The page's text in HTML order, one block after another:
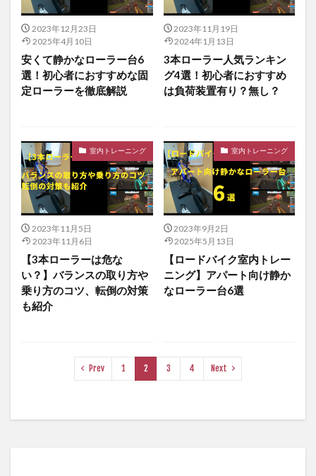
2023年12月23日
2025年4月10日
安くて静かなローラー台6
選！初心者におすすめな固
定ローラーを徹底解説
2023年11月19日
2024年1月13日
3本ローラー人気ランキン
グ4選！初心者におすすめ
は負荷装置有り？無し？
室内トレーニング
2023年11月5日
2023年11月6日
【3本ローラーは危な
い？】バランスの取り方や
乗り方のコツ、転倒の対策
も紹介
室内トレーニング
2023年9月2日
2025年5月13日
【ロードバイク室内トレー
ニング】アパート向け静か
なローラー台6選
Prev 1 2 3 4 Next